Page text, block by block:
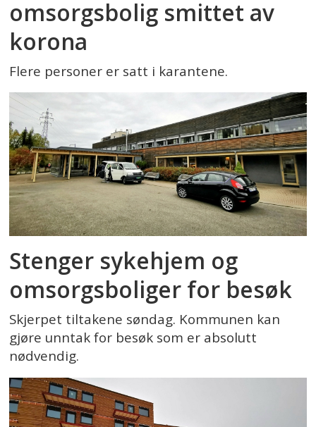
omsorgsbolig smittet av
korona
Flere personer er satt i karantene.
Stenger sykehjem og
omsorgsboliger for besøk
Skjerpet tiltakene søndag. Kommunen kan
gjøre unntak for besøk som er absolutt
nødvendig.